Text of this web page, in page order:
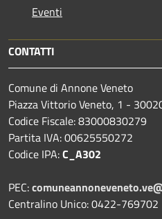
Eventi
CONTATTI
Comune di Annone Veneto
Piazza Vittorio Veneto, 1 -
Codice Fiscale: 83000830279
Partita IVA: 00625550272
Codice IPA:C_A302
PEC:
Centralino Unico: 0422-769702